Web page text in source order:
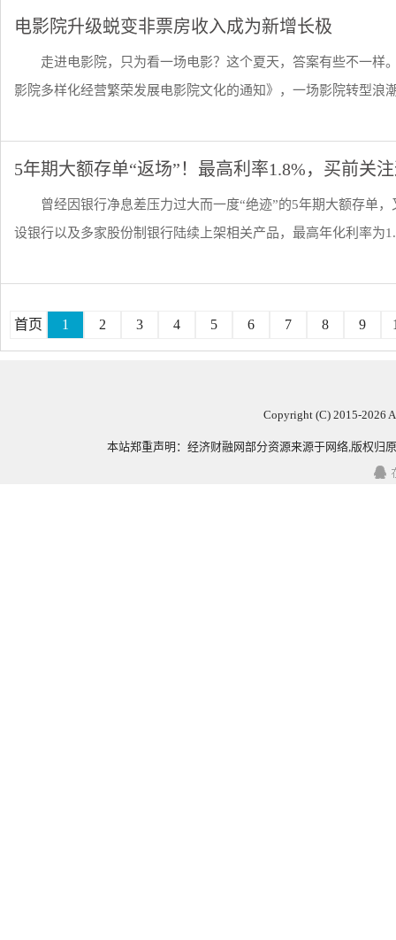
电影院升级蜕变非票房收入成为新增长极
走进电影院，只为看一场电影？这个夏天，答案有些不一
影院多样化经营繁荣发展电影院文化的通知》，一场影院转型浪
5年期大额存单“返场”！最高利率1.8%，买前关
曾经因银行净息差压力过大而一度“绝迹”的5年期大额存单
设银行以及多家股份制银行陆续上架相关产品，最高年化利率为
首页 1 2 3 4 5 6 7 8 9
Copyright (C) 2015-2026
本站郑重声明： 经济财融网部分资源来源于网络,版权归